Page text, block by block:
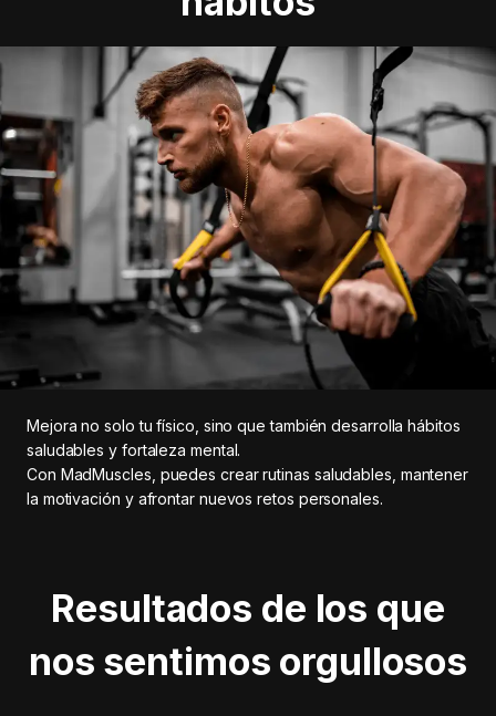
Mejora no solo tu físico, sino que también desarrolla hábitos
saludables y fortaleza mental.
Con MadMuscles, puedes crear rutinas saludables, mantener
la motivación y afrontar nuevos retos personales.
Resultados de los que
nos sentimos orgullosos